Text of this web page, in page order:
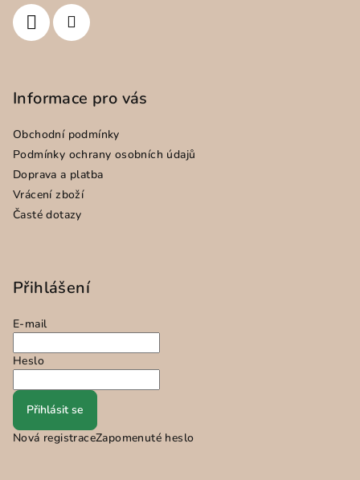
Informace pro vás
Obchodní podmínky
Podmínky ochrany osobních údajů
Doprava a platba
Vrácení zboží
Časté dotazy
Přihlášení
E-mail
Heslo
Přihlásit se
Nová registraceZapomenuté heslo